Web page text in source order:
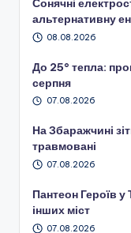
Сонячні
альтернативну
08.08.2026
До 25° тепла:
серпня
07.08.2026
На Збаражчині
травмовані
07.08.2026
Пантеон Героїв
інших міст
07.08.2026